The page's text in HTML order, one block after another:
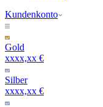
Kundenkonto
Gold
xxxx,xx €
Silber
xxxx,xx €